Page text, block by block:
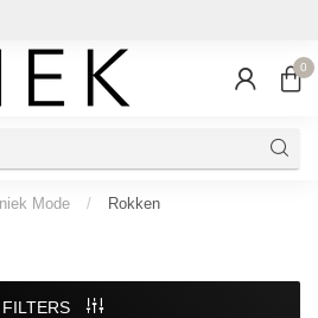
0
Mode / Rokken
FILTERS